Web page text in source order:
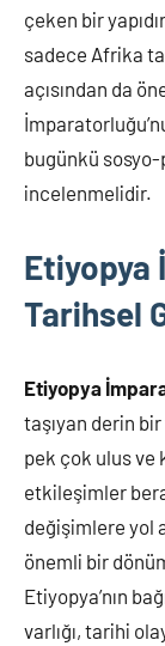
çeken bir
sadece Afrika
açısından da
bugünkü
incelenmelidir.
Etiyopya
Tarihsel
Etiyopya
taşıyan derin
pek çok ulus ve
etkileşimler
değişimlere yol
önemli bir
Etiyopya’nın
varlığı, tarihi